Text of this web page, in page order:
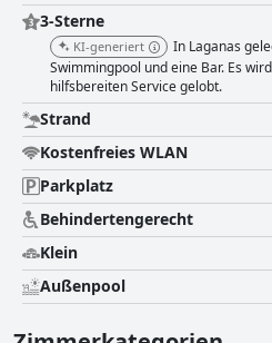
3-Sterne
KI-generiert
In Laganas
Swimmingpool und eine Bar. Es
hilfsbereiten Service gelobt.
Strand
Kostenfreies WLAN
Parkplatz
Behindertengerecht
Klein
Außenpool